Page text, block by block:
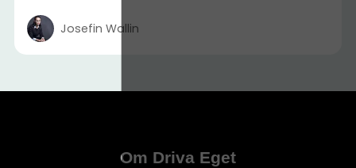
Josefin Wallin
Om Driva Eget